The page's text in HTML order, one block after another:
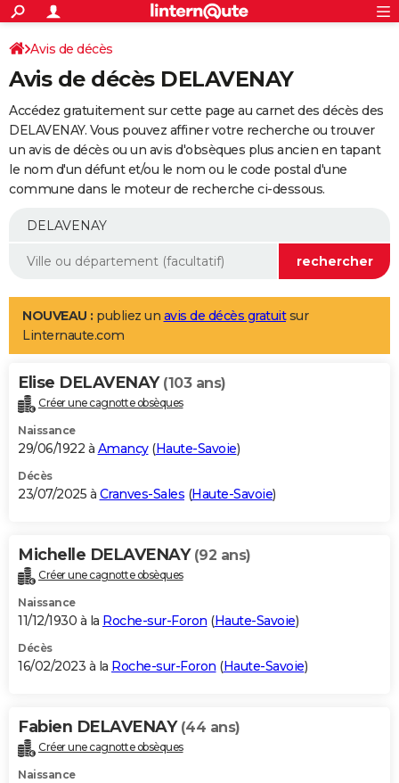
ACTUALITÉS
Politique
Société
Faits Divers
Education
Monde
Villes
+
SPORT
Coupe du monde 2026
Football
Tennis
Cyclisme
Rugby
Forum
Programme TV
TNT
Streaming
Cinéma
Sorties cinéma
Musique
+
FINANCE
Impôts
Immobilier
Risques naturels par ville
Banque
Assurance
Crédit
AUTO
Essais
Réserver un essai
Citadines
Berlines
SUV
Forum auto
+
Mobiles
Meilleur smartphone
Internet
Ordinateurs
Jeux vidéo
Guide high-tech
Aménagement intérieur
LIFESTYLE
Art de vivre
Bien-être
Loisirs
Mode
Modes de vie
Alimentation
Guide de la santé
Maladies
Médicaments
Sommeil
VOYAGE
Destinations
City break
Voyage nature
Voyage de noces
Forum
Climat
+PHOTO
GUIDES D'ACHAT
BONS PLANS
Carte de Noël
Carte Bonne année
Carte Saint-Valentin
Carte Pâques
Carte d'anniversaire
DICTIONNAIRE
Dictionnaire
Biographies
Citations
Expressions
Proverbes
PROGRAMME TV
S'inscrire
Se connecter
Lycées
Collèges
Primaires
Universités
Entreprises
Service militaire
Avis de recherche
AVIS DE DÉCÈS
Bricolage
Lifestyle
Culture
Sport
Auto
Television
Voyage
Cinema
Avis de décès
Avis de décès DELAVENAY
Accédez gratuitement sur cette page au carnet des décès des
DELAVENAY. Vous pouvez affiner votre recherche ou trouver
un avis de décès ou un avis d'obsèques plus ancien en tapant
le nom d'un défunt et/ou le nom ou le code postal d'une
commune dans le moteur de recherche ci-dessous.
NOUVEAU : publiez un avis de décès gratuitsur
Linternaute.com
Elise DELAVENAY (103 ans)
Créer une cagnotte obsèques
Naissance
29/06/1922 à Amancy(Haute-Savoie)
Décès
23/07/2025 à Cranves-Sales (Haute-Savoie)
Michelle DELAVENAY (92 ans)
Créer une cagnotte obsèques
Naissance
11/12/1930 à la Roche-sur-Foron (Haute-Savoie)
Décès
16/02/2023 à la Roche-sur-Foron (Haute-Savoie)
Fabien DELAVENAY (44 ans)
Créer une cagnotte obsèques
Naissance